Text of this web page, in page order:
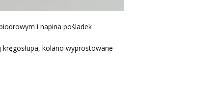
i napina pośladek
kolano wyprostowane